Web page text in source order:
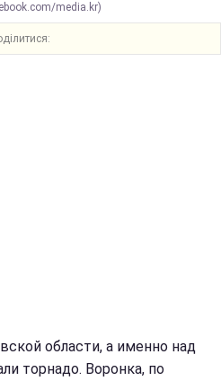
media.kr)
области, а именно над
торнадо. Воронка, по